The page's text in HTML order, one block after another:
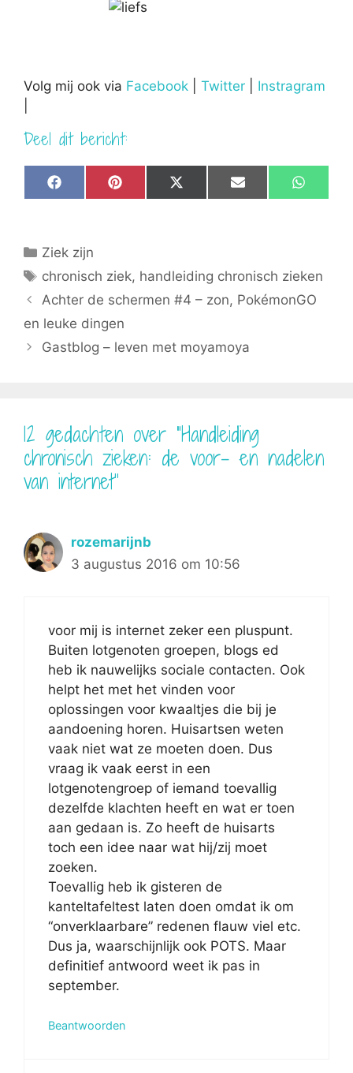
Volg mij ook via Facebook Twitter
Instragram
Deel dit bericht:
Share
on
F
a
o
k
Share
on
P
i
e
s
t
Share
on
X
(
t
e
r
Share
on
E
m
Share
on
W
h
p
Categorieën
Ziek zijn
Tags
chronisch ziek, handleiding chronisch zieken
Achter de schermen #4 – zon, PokémonGO
en leuke dingen
Gastblog – leven met moyamoya
12 gedachten over “Handleiding
chronisch zieken: de voor- en nadelen
van internet”
rozemarijnb
3 augustus 2016 om 10:56
voor mij is internet zeker een pluspunt.
Buiten lotgenoten groepen, blogs ed
heb ik nauwelijks sociale contacten. Ook
helpt het met het vinden voor
oplossingen voor kwaaltjes die bij je
aandoening horen. Huisartsen weten
vaak niet wat ze moeten doen. Dus
vraag ik vaak eerst in een
lotgenotengroep of iemand toevallig
dezelfde klachten heeft en wat er toen
aan gedaan is. Zo heeft de huisarts
toch een idee naar wat hij/zij moet
zoeken.
Toevallig heb ik gisteren de
kanteltafeltest laten doen omdat ik om
“onverklaarbare” redenen flauw viel etc.
Dus ja, waarschijnlijk ook POTS. Maar
definitief antwoord weet ik pas in
september.
Beantwoorden